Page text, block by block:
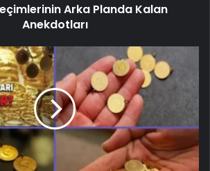
Arka Planda Kalan
Anekdotları